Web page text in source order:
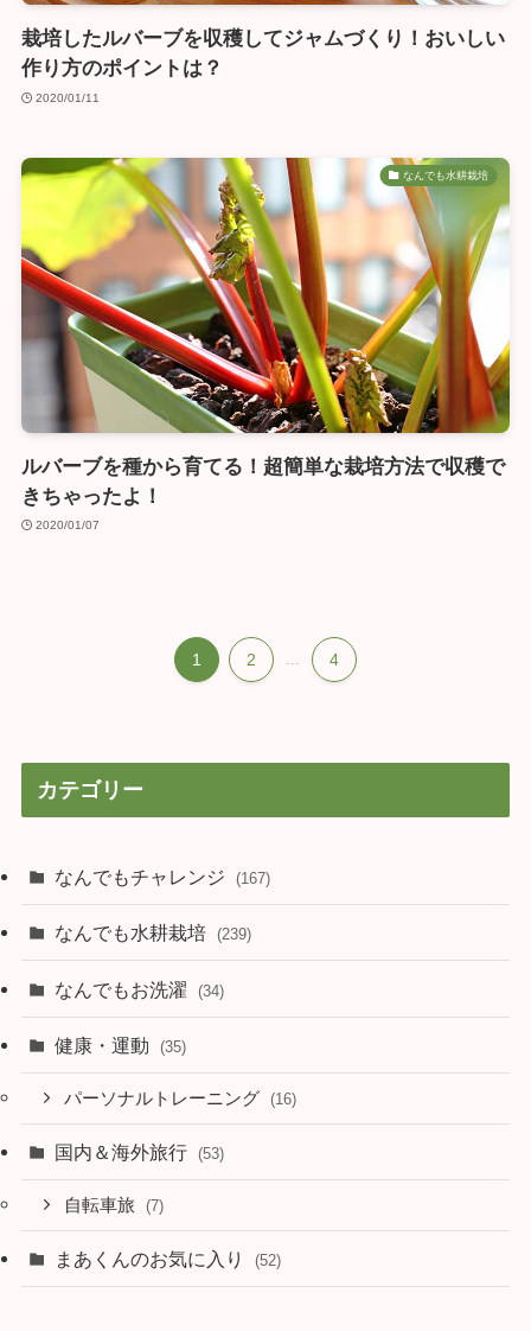
栽培したルバーブを収穫してジャムづくり！おいしい
作り方のポイントは？
2020/01/11
なんでも水耕栽培
ルバーブを種から育てる！超簡単な栽培方法で収穫で
きちゃったよ！
2020/01/07
1 2 4
カテゴリー
なんでもチャレンジ (167)
なんでも水耕栽培 (239)
なんでもお洗濯 (34)
健康・運動 (35)
パーソナルトレーニング (16)
国内＆海外旅行 (53)
自転車旅 (7)
まあくんのお気に入り (52)